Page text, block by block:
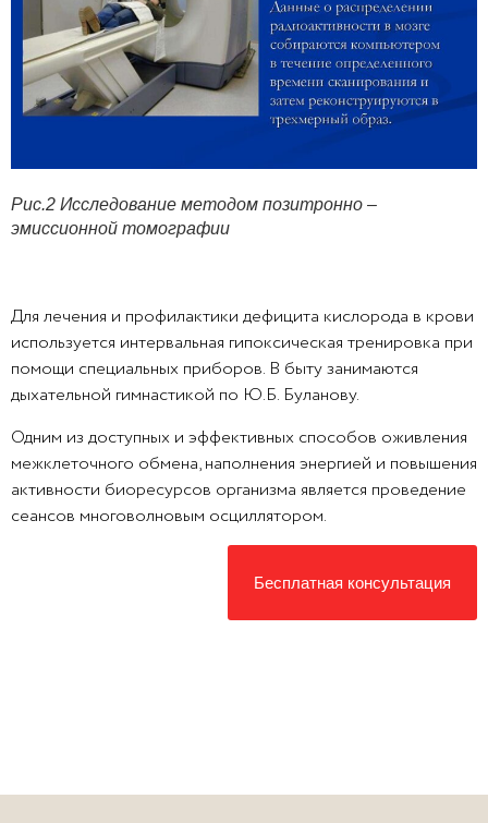
Рис.2 Исследование методом позитронно –
эмиссионной томографии
Для лечения и профилактики дефицита кислорода в крови
используется интервальная гипоксическая тренировка при
помощи специальных приборов. В быту занимаются
дыхательной гимнастикой по Ю.Б. Буланову.
Одним из доступных и эффективных способов оживления
межклеточного обмена, наполнения энергией и повышения
активности биоресурсов организма является проведение
сеансов многоволновым осциллятором.
Бесплатная консультация